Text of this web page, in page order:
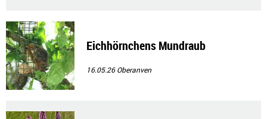
Eichhörnchens Mundraub
16.05.26Oberanven